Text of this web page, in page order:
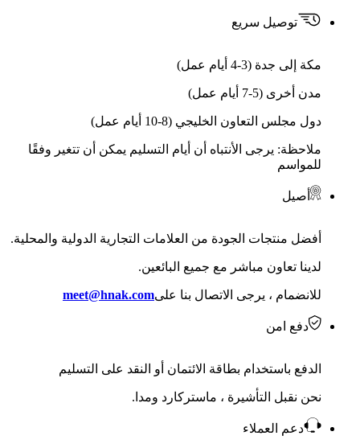
توصيل سريع
مكة إلى جدة (3-4 أيام عمل)
مدن أخرى (5-7 أيام عمل)
دول مجلس التعاون الخليجي (8-10 أيام عمل)
ملاحظة: يرجى الأنتباه أن أيام التسليم يمكن أن تتغير وفقًا
للمواسم
أصيل
أفضل منتجات الجودة من العلامات التجارية الدولية والمحلية.
لدينا تعاون مباشر مع جميع البائعين.
للانضمام ، يرجى الاتصال بنا علىmeet@hnak.com
دفع امن
الدفع باستخدام بطاقة الائتمان أو النقد على التسليم
نحن نقبل التأشيرة ، ماستركارد ومدا.
دعم العملاء